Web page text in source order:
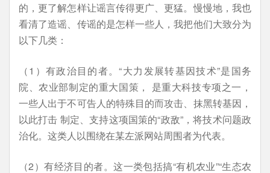
的，更了解怎样让谣言传得更广、更猛。慢慢地，我也
看清了造谣、传谣的是怎样一些人，我把他们大致分为
以下几类：
（1）有政治目的者。“大力发展转基因技术”是国务
院、农业部制定的重大国策， 是重大科技专项之一，
一些人出于不可告人的特殊目的而攻击、抹黑转基因，
以此打击 制定、支持这项国策的“政敌”，将技术问题政
治化。这类人以围绕在某左派网站周围者为代表。
（2）有经济目的者。这一类包括搞“有机农业”“生态农